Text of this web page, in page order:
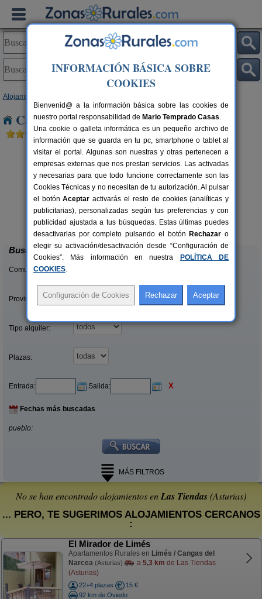
Alojamientos
Casas Rurales cerca de Las Tiendas
12-22+3 pers.
desde30 €
La Llosuca
San Pedro de Ambás (Asturias)
Buscar
Comunidades:
Provincias/Islas:
Tipo alquiler:
Plazas:
Entrada: Salida: X
Fechas más buscadas
pueblo:
MÁS FILTROS
No se han encontrado alojamientos enLas Tiendas(Asturias)
... PERO, TE SUGERIMOS ALOJAMIENTOS CERCANOS
:
El Mirador de Limés
Apartamentos Rurales en Limés / Cangas del
Narcea (Asturias) a 5,3 km de Las Tiendas
(Asturias)
22+4 plazas
15 €
92 km de Oviedo
INFORMACIÓN BÁSICA SOBRE
COOKIES
Bienvenid@ a la información básica sobre las cookies de
nuestro portal responsabilidad de Mario Temprado Casas.
Una cookie o galleta informática es un pequeño archivo de
información que se guarda en tu pc, smartphone o tablet al
visitar el portal. Algunas son nuestras y otras pertenecen a
empresas externas que nos prestan servicios. Las activadas
y necesarias para que todo funcione correctamente son las
Cookies Técnicas y no necesitan de tu autorización. Al pulsar
el botónAceptar activarás el resto de cookies (analíticas y
publicitarias), personalizadas según tus preferencias y con
publicidad ajustada a tus búsquedas. Estas últimas puedes
desactivarlas por completo pulsando el botón Rechazar o
elegir su activación/desactivación desde “Configuración de
Cookies”. Más información en nuestra
POLÍTICA DE
COOKIES.